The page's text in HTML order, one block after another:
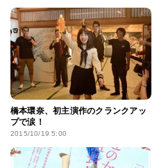
橋本環奈、初主演作のクランクアッ
プで涙！
2015/10/19 5:00